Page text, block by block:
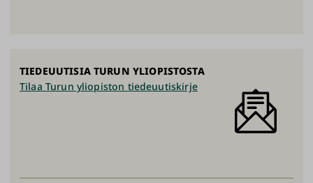
TIEDEUUTISIA TURUN YLIOPISTOSTA
Tilaa Turun yliopiston tiedeuutiskirje